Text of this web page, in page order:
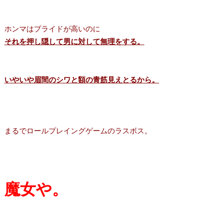
ホンマはプライドが高いのに
それを押し隠して男に対して無理をする。
いやいや眉間のシワと額の青筋見えとるから。
まるでロールプレイングゲームのラスボス。
魔女や。